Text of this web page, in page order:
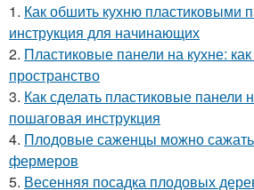
1. Как обшить кухню пластиковыми
инструкция для начинающих
2. Пластиковые панели на кухне:
пространство
3. Как сделать пластиковые панели
пошаговая инструкция
4. Плодовые саженцы можно
фермеров
5. Весенняя посадка плодовых